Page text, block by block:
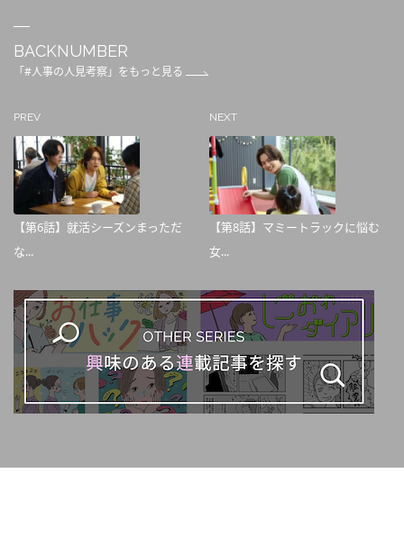
BACKNUMBER
「#人事の人見考察」をもっと見る
PREV
【第6話】就活シーズンまっただ
な...
NEXT
【第8話】マミートラックに悩む
女...